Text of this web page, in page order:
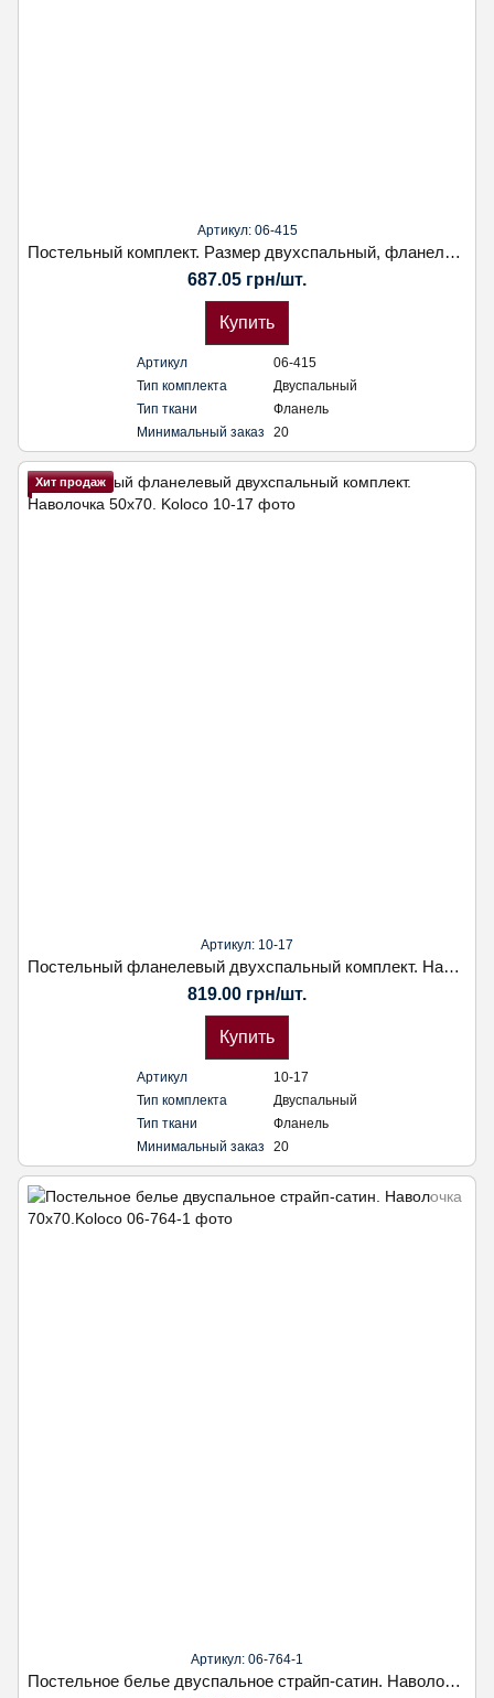
Артикул: 06-415
Постельный комплект. Размер двухспальный, фланель. Наволочка 50х70. Koloco
687.05 грн/шт.
Купить
Артикул
06-415
Тип комплекта
Двуспальный
Тип ткани
Фланель
Минимальный заказ
20
Хит продаж
Артикул: 10-17
Постельный фланелевый двухспальный комплект. Наволочка 50х70. Koloco
819.00 грн/шт.
Купить
Артикул
10-17
Тип комплекта
Двуспальный
Тип ткани
Фланель
Минимальный заказ
20
Артикул: 06-764-1
Постельное белье двуспальное страйп-сатин. Наволочка 70х70.Koloco